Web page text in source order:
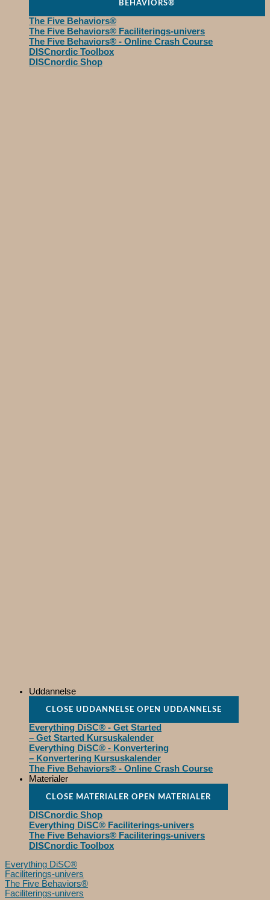
BEHAVIORS®
The Five Behaviors®
The Five Behaviors® Faciliterings-univers
The Five Behaviors® - Online Crash Course
DISCnordic Toolbox
DISCnordic Shop
Uddannelse
CLOSE UDDANNELSE OPEN UDDANNELSE
Everything DiSC® - Get Started
– Get Started Kursuskalender
Everything DiSC® - Konvertering
– Konvertering Kursuskalender
The Five Behaviors® - Online Crash Course
Materialer
CLOSE MATERIALER OPEN MATERIALER
DISCnordic Shop
Everything DiSC® Faciliterings-univers
The Five Behaviors® Faciliterings-univers
DISCnordic Toolbox
Everything DiSC®
Faciliterings-univers
The Five Behaviors®
Faciliterings-univers